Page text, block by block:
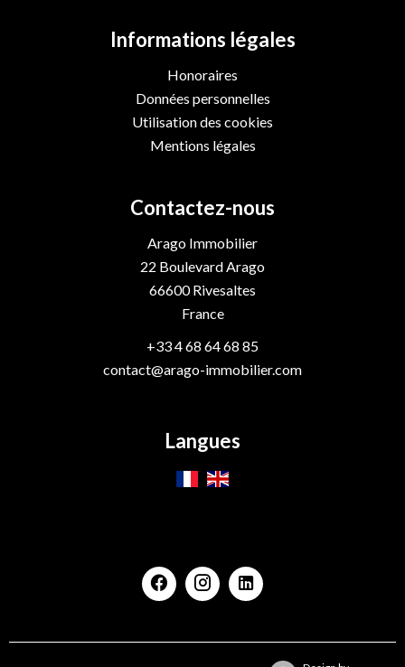
Informations légales
Honoraires
Données personnelles
Utilisation des cookies
Mentions légales
Contactez-nous
Arago Immobilier
22 Boulevard Arago
66600Rivesaltes
France
+33 4 68 64 68 85
contact@arago-immobilier.com
Langues